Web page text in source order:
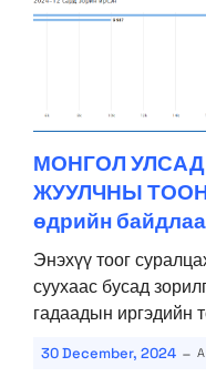
МОНГОЛ
ЖУУЛЧНЫ ТООН
өдрийн
Энэхүү тоог
суухаас бусад
гадаадын иргэдийн
30 December, 2024 -